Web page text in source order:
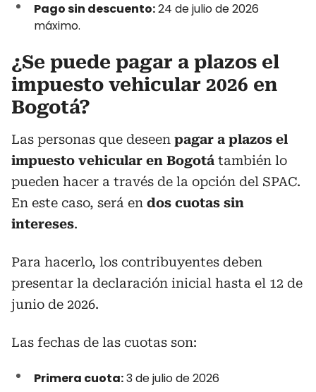
Pago sin descuento:24 de julio de 2026
máximo.
¿Se puede pagar a plazos el
impuesto vehicular 2026 en
Bogotá?
Las personas que deseen pagar a plazos el
impuesto vehicular en Bogotá también lo
pueden hacer a través de la opción del SPAC.
En este caso, será en dos cuotas sin
intereses.
Para hacerlo, los contribuyentes deben
presentar la declaración inicial hasta el 12 de
junio de 2026.
Las fechas de las cuotas son:
Primera cuota:3 de julio de 2026